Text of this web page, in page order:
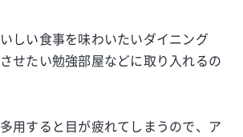
しい食事を味わいたいダイニング
せたい勉強部屋などに取り入れるの
用すると目が疲れてしまうので、ア